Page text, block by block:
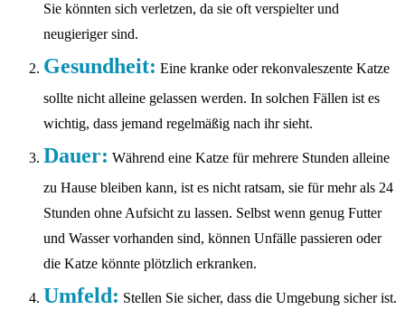
Sie könnten sich verletzen, da sie oft verspielter und
neugieriger sind.
Gesundheit: Eine kranke oder rekonvaleszente Katze
sollte nicht alleine gelassen werden. In solchen Fällen ist es
wichtig, dass jemand regelmäßig nach ihr sieht.
Dauer: Während eine Katze für mehrere Stunden alleine
zu Hause bleiben kann, ist es nicht ratsam, sie für mehr als 24
Stunden ohne Aufsicht zu lassen. Selbst wenn genug Futter
und Wasser vorhanden sind, können Unfälle passieren oder
die Katze könnte plötzlich erkranken.
Umfeld: Stellen Sie sicher, dass die Umgebung sicher ist.